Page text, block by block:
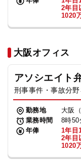
2年目
1020
大阪オフィス
アソシエイト
刑事事件・事故分
勤務地
大阪
業務時間
8時50
年俸
1年目
2年目
1020
相談先情報サイト
法人グループ
プライバシー